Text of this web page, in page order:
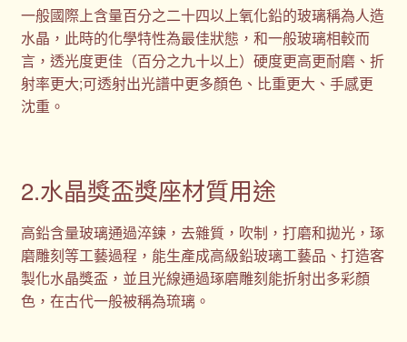
一般國際上含量百分之二十四以上氧化鉛的玻璃稱為人造
水晶，此時的化學特性為最佳狀態，和一般玻璃相較而
言，透光度更佳（百分之九十以上）硬度更高更耐磨、折
射率更大;可透射出光譜中更多顏色、比重更大、手感更
沈重。
2.水晶獎盃獎座材質用途
高鉛含量玻璃通過淬鍊，去雜質，吹制，打磨和拋光，琢
磨雕刻等工藝過程，能生產成高級鉛玻璃工藝品、打造客
製化水晶獎盃，並且光線通過琢磨雕刻能折射出多彩顏
色，在古代一般被稱為琉璃。